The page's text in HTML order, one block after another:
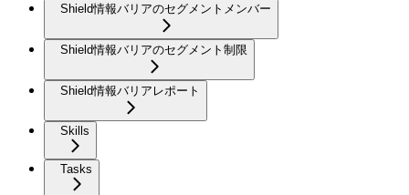
Shield情報バリアのセグメントメンバー
Shield情報バリアのセグメント制限
Shield情報バリアレポート
Skills
Tasks